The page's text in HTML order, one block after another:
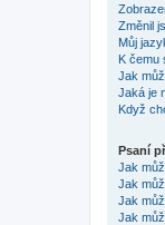
Změnil
Můj
K čemu
Jak
Jaká je
Když
Psaní
Jak
Jak
Jak
Jak